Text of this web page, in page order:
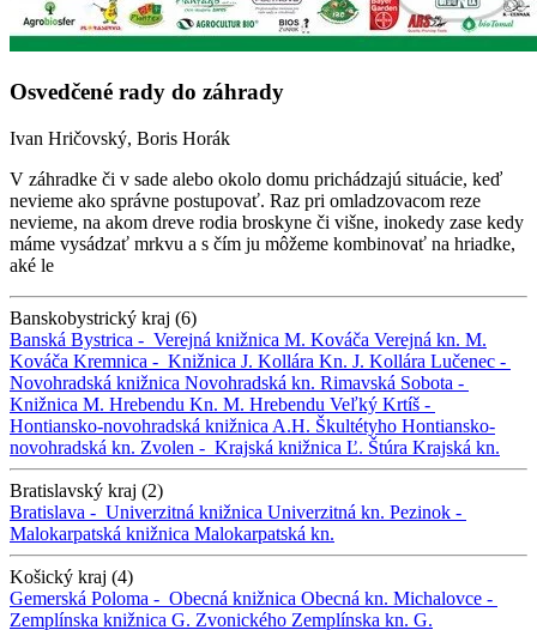
Osvedčené rady do záhrady
Ivan Hričovský, Boris Horák
V záhradke či v sade alebo okolo domu prichádzajú situácie, keď
nevieme ako správne postupovať. Raz pri omladzovacom reze
nevieme, na akom dreve rodia broskyne či višne, inokedy zase kedy
máme vysádzať mrkvu a s čím ju môžeme kombinovať na hriadke,
aké le
Banskobystrický kraj (6)
Banská Bystrica - Verejná knižnica M. Kováča Verejná kn. M.
Kováča Kremnica - Knižnica J. Kollára Kn. J. Kollára Lučenec -
Novohradská knižnica Novohradská kn. Rimavská Sobota -
Knižnica M. Hrebendu Kn. M. Hrebendu Veľký Krtíš -
Hontiansko-novohradská knižnica A.H. Škultétyho Hontiansko-
novohradská kn. Zvolen - Krajská knižnica Ľ. Štúra Krajská kn.
Bratislavský kraj (2)
Bratislava - Univerzitná knižnica Univerzitná kn. Pezinok -
Malokarpatská knižnica Malokarpatská kn.
Košický kraj (4)
Gemerská Poloma - Obecná knižnica Obecná kn. Michalovce -
Zemplínska knižnica G. Zvonického Zemplínska kn. G.